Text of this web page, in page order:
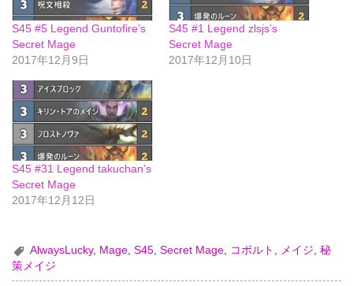
S45 #5 Legend Guntofire’s
Secret Mage
2017年12月9日
S45 #1 Legend zlsjs’s
Secret Mage
2017年12月10日
S45 #31 Legend takuchan’s
Secret Mage
2017年12月12日
AlwaysLucky, Mage ,S45 ,Secret Mage コボルト メイジ ,秘
策メイジ